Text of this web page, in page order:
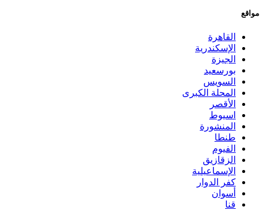
مواقع
القاهرة
الإسكندرية
الجيزة
بورسعيد
السويس
المحلة الكبرى
الأقصر
اسيوط
المنشورة
طنطا
الفيوم
الزقازيق
الإسماعيلية
كفر الدوار
أسوان
قنا